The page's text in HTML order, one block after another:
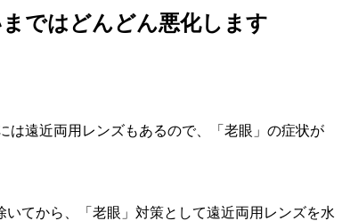
ではどんどん悪化します
遠近両用レンズもあるので、「老眼」の症状が
てから、「老眼」対策として遠近両用レンズを水